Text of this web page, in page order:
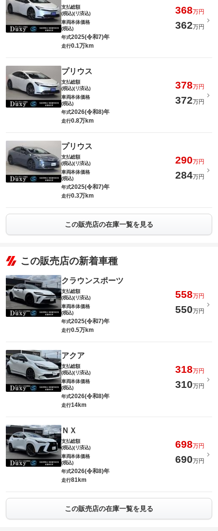
支払総額
(税込)(リ済込)
368万円
車両本体価格
(税込)
362万円
年式2025(令和7)年
走行0.1万km
プリウス
支払総額
(税込)(リ済込)
378万円
車両本体価格
(税込)
372万円
年式2026(令和8)年
走行0.8万km
プリウス
支払総額
(税込)(リ済込)
290万円
車両本体価格
(税込)
284万円
年式2025(令和7)年
走行0.3万km
この販売店の在庫一覧を見る
この販売店の新着車種
クラウンスポーツ
支払総額
(税込)(リ済込)
558万円
車両本体価格
(税込)
550万円
年式2025(令和7)年
走行0.5万km
アクア
支払総額
(税込)(リ済込)
318万円
車両本体価格
(税込)
310万円
年式2026(令和8)年
走行14km
ＮＸ
支払総額
(税込)(リ済込)
698万円
車両本体価格
(税込)
690万円
年式2026(令和8)年
走行81km
この販売店の在庫一覧を見る